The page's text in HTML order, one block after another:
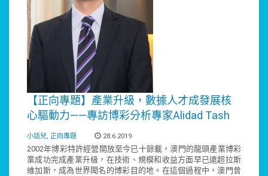
【正向專題】產業升級，數據人才成發展核
心驅動力——專訪博彩分析專家Alidad Tash
小話兒, 正向專題 28.6.2019
2002年博彩特許經營開放至今已十餘載，澳門的龍頭產業博彩
業成功完成產業升級，在技術、規模和收益方面早已遠超拉斯
維加斯，成為世界聞名的博彩目的地。在這個過程中，澳門曾